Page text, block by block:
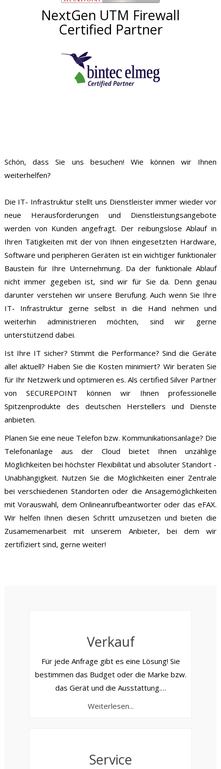
NextGen UTM Firewall
Certified Partner
Schön, dass Sie uns besuchen! Wie können wir Ihnen
weiterhelfen?
Die IT- Infrastruktur stellt uns Dienstleister immer wieder vor
neue Herausforderungen und Dienstleistungsangebote
werden von Kunden angefragt. Der reibungslose Ablauf in
Ihren Tätigkeiten mit der von Ihnen eingesetzten Hardware,
Software und peripheren Geräten ist ein wichtiger funktionaler
Baustein für Ihre Unternehmung. Da der funktionale Ablauf
nicht immer gegeben ist, sind wir für Sie da. Denn genau
darunter verstehen wir unsere Berufung. Auch wenn Sie Ihre
IT- Infrastruktur gerne selbst in die Hand nehmen und
weiterhin administrieren möchten, sind wir gerne
unterstützend dabei.
Ist Ihre IT sicher? Stimmt die Performance? Sind die Geräte
alle! aktuell? Haben Sie die Kosten minimiert? Wir beraten Sie
für Ihr Netzwerk und optimieren es. Als certified Silver Partner
von SECUREPOINT können wir Ihnen professionelle
Spitzenprodukte des deutschen Herstellers und Dienste
anbieten.
Planen Sie eine neue Telefon bzw. Kommunikationsanlage? Die
Telefonanlage aus der Cloud bietet Ihnen unzählige
Möglichkeiten bei höchster Flexibilität und absoluter Standort -
Unabhängigkeit. Nutzen Sie die Möglichkeiten einer Zentrale
bei verschiedenen Standorten oder die Ansagemöglichkeiten
mit Vorauswahl, dem Onlineanrufbeantworter oder das eFAX.
Wir helfen Ihnen diesen Schritt umzusetzen und bieten die
Zusamemenarbeit mit unserem Anbieter, bei dem wir
zertifiziert sind, gerne weiter!
Verkauf
Für jede Anfrage gibt es eine Lösung! Sie
bestimmen das Budget oder die Marke bzw.
das Gerät und die Ausstattung.…
Weiterlesen...
Service